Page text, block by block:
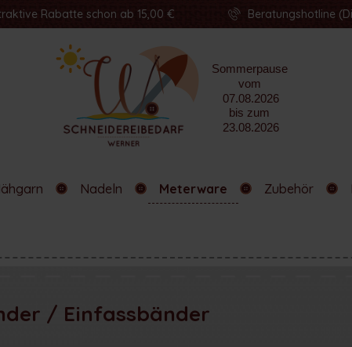
Rabatte schon ab 15,00 € Beratungshotline
Nadeln Meterware Zubehör
/ Einfassbänder